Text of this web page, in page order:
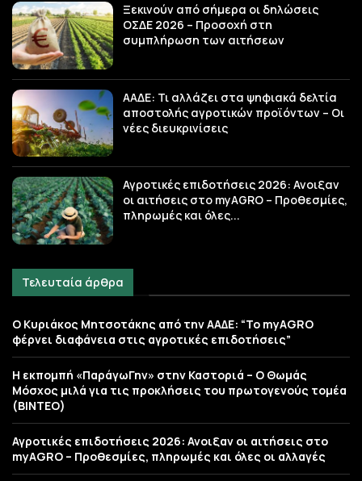
Ξεκινούν από σήμερα οι δηλώσεις
ΟΣΔΕ 2026 – Προσοχή στη
συμπλήρωση των αιτήσεων
ΑΑΔΕ: Τι αλλάζει στα ψηφιακά δελτία
αποστολής αγροτικών προϊόντων – Οι
νέες διευκρινίσεις
Αγροτικές επιδοτήσεις 2026: Ανοιξαν
οι αιτήσεις στο myAGRO – Προθεσμίες,
πληρωμές και όλες...
Τελευταία άρθρα
Ο Κυριάκος Μητσοτάκης από την ΑΑΔΕ: “Το myAGRO
φέρνει διαφάνεια στις αγροτικές επιδοτήσεις”
Η εκπομπή «ΠαράγωΓην» στην Καστοριά – Ο Θωμάς
Μόσχος μιλά για τις προκλήσεις του πρωτογενούς τομέα
(ΒΙΝΤΕΟ)
Αγροτικές επιδοτήσεις 2026: Ανοιξαν οι αιτήσεις στο
myAGRO – Προθεσμίες, πληρωμές και όλες οι αλλαγές